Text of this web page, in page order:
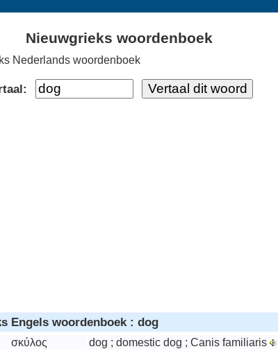
Nieuwgrieks woordenboek
Nederlands woordenboek
Engels woordenboek : dog
σκύλος
dog ; domestic dog ; Canis familiaris